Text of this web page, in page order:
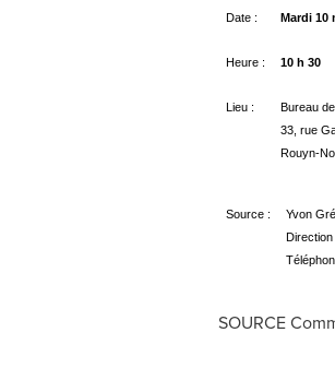
Date : Mardi 10
Heure : 10 h 30
Lieu :
Bureau
33, rue
Rouyn-
Source :
Yvon
Direction
SOURCE